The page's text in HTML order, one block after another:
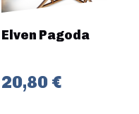
Elven Pagoda
20,80 €